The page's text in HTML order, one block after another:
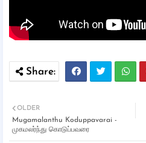
OLDER
Mugamalanthu Koduppavarai -
முகமலர்ந்து கொடுப்பவரை